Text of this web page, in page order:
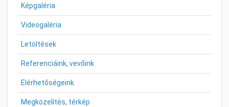
Képgaléria
Videogaléria
Letöltések
Referenciáink, vevőink
Elérhetőségeink
Megközelítés, térkép